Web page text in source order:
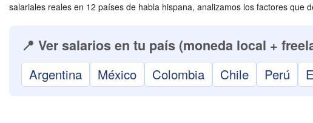
salariales reales en 12 países de habla hispana, analizamos los factores
📍 Ver salarios en tu país (moneda local +
Argentina México Colombia Chile Perú